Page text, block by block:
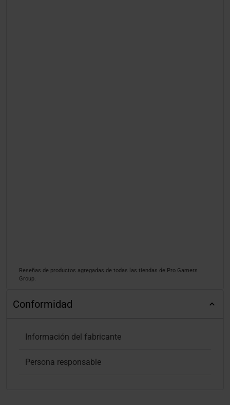
Reseñas de productos agregadas de todas las tiendas de Pro Gamers
Group.
Conformidad
Información del fabricante
Persona responsable